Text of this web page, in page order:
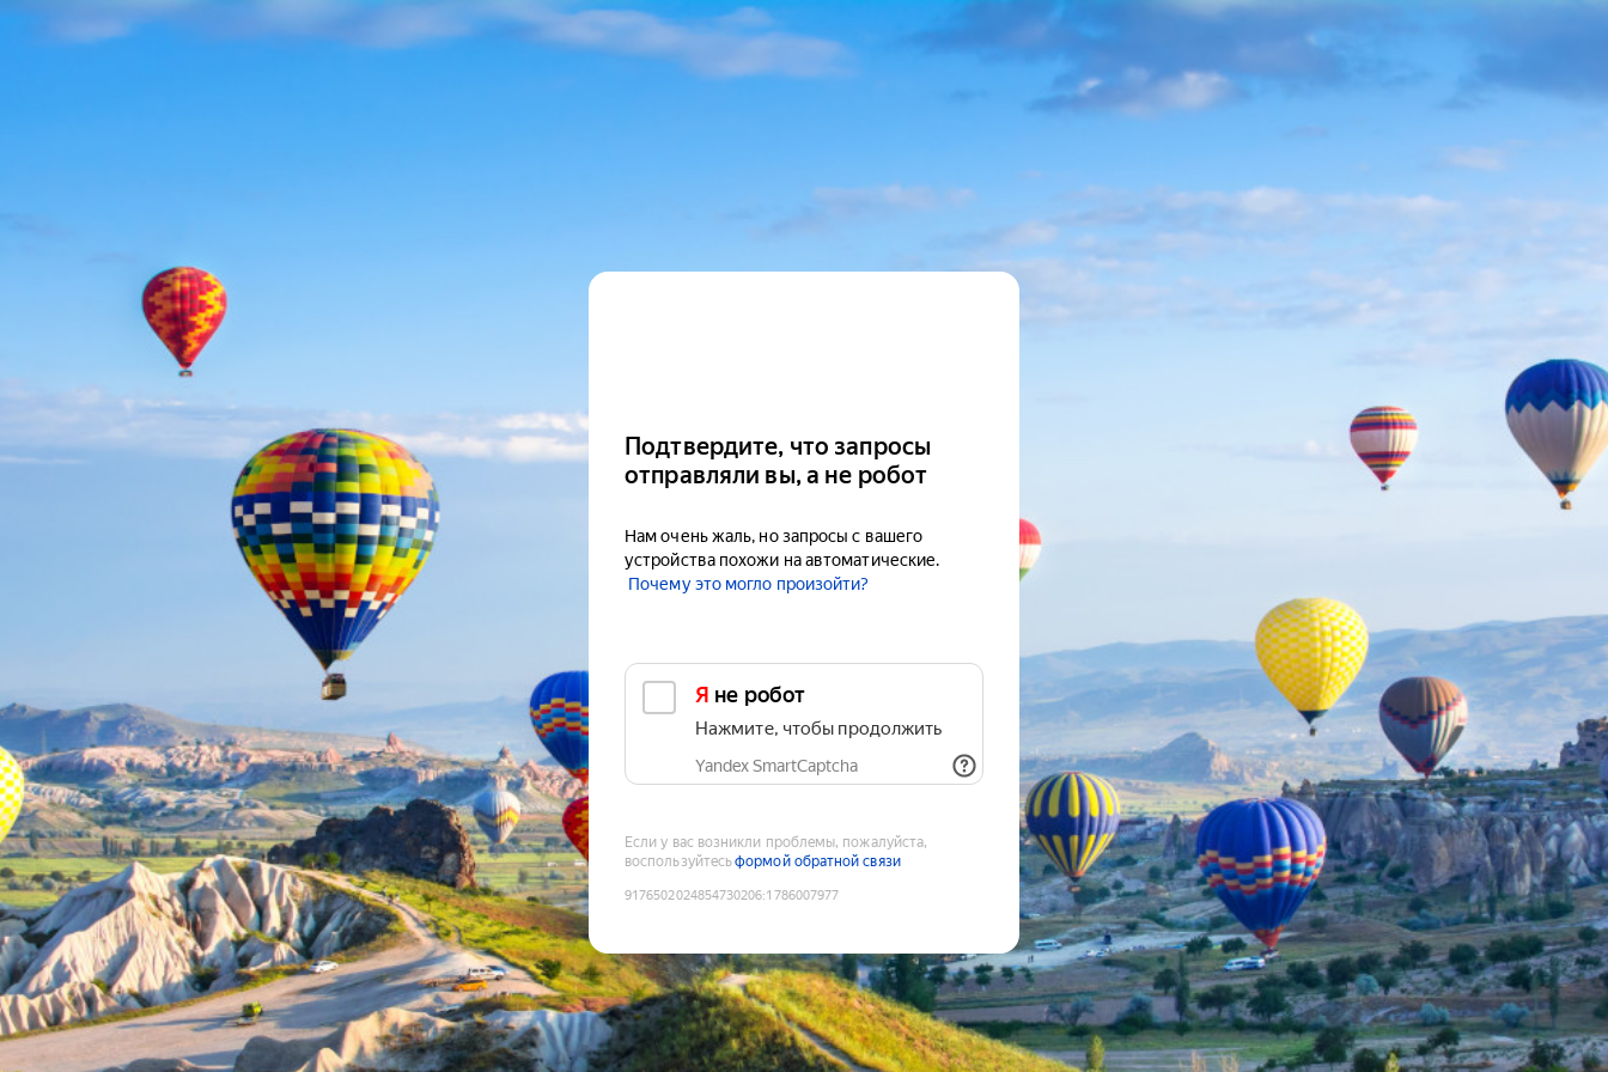
Подтвердите, что запросы
отправляли вы, а не робот
Нам очень жаль, но запросы с вашего
устройства похожи на автоматические.
Почему это могло произойти?
Я не робот
Нажмите, чтобы продолжить
Yandex SmartCaptcha
Если у вас возникли проблемы, пожалуйста,
воспользуйтесьформой обратной связи
9176502024854730206:1786007977